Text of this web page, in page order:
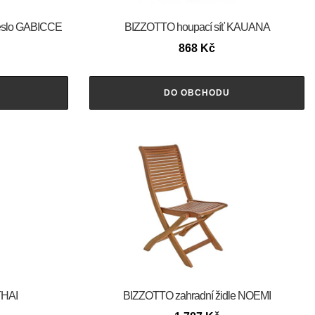
GABICCE
BIZZOTTO houpací síť KAUANA
868 Kč
DO OBCHODU
BIZZOTTO zahradní židle NOEMI